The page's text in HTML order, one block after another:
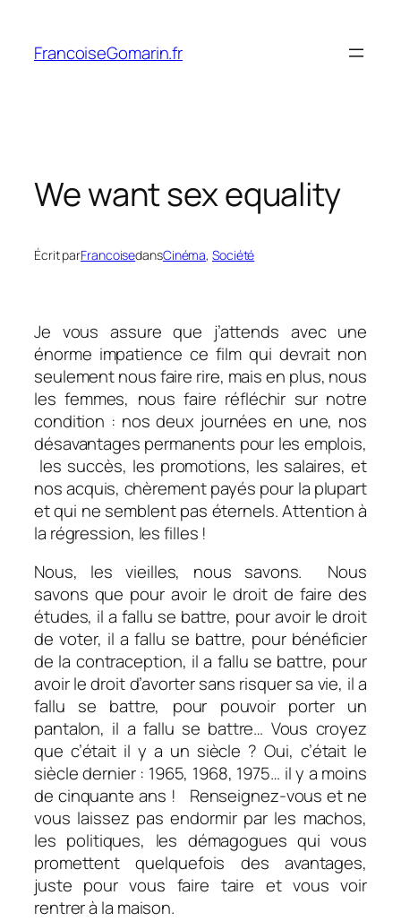
contenu
FrancoiseGomarin.fr
We want sex equality
Écrit parFrancoisedansCinéma, Société
Je vous assure que j’attends avec une
énorme impatience ce film qui devrait non
seulement nous faire rire, mais en plus, nous
les femmes, nous faire réfléchir sur notre
condition : nos deux journées en une, nos
désavantages permanents pour les emplois,
les succès, les promotions, les salaires, et
nos acquis, chèrement payés pour la plupart
et qui ne semblent pas éternels. Attention à
la régression, les filles !
Nous, les vieilles, nous savons. Nous
savons que pour avoir le droit de faire des
études, il a fallu se battre, pour avoir le droit
de voter, il a fallu se battre, pour bénéficier
de la contraception, il a fallu se battre, pour
avoir le droit d’avorter sans risquer sa vie, il a
fallu se battre, pour pouvoir porter un
pantalon, il a fallu se battre… Vous croyez
que c’était il y a un siècle ? Oui, c’était le
siècle dernier : 1965, 1968, 1975… il y a moins
de cinquante ans ! Renseignez-vous et ne
vous laissez pas endormir par les machos,
les politiques, les démagogues qui vous
promettent quelquefois des avantages,
juste pour vous faire taire et vous voir
rentrer à la maison.